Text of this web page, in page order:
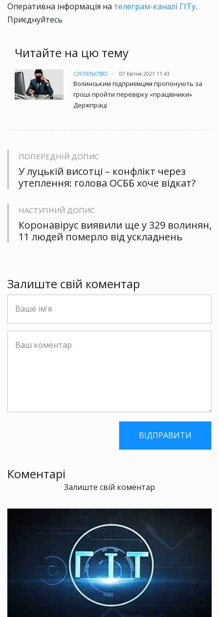
Оперативна інформація на телеграм-каналі ГІТу.
Приєднуйтесь
Читайте на цю тему
СУСПІЛЬСТВО 07 Квітня 2021 11:43
Волинським підприємцям пропонують за
гроші пройти перевірку «працівники»
Держпраці
ПОПЕРЕДНІЙ ДОПИС
У луцькій висотці – конфлікт через
утеплення: голова ОСББ хоче відкат?
НАСТУПНИЙ ДОПИС
Коронавірус виявили ще у 329 волинян,
11 людей померло від ускладнень
Залиште свій коментар
Коментарі
Залиште свій коментар